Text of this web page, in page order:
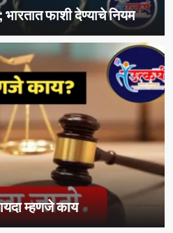
फाशी देण्याचे नियम
म्हणजे काय